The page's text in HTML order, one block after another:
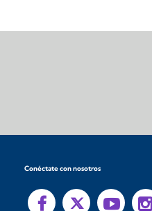
Conéctate con nosotros